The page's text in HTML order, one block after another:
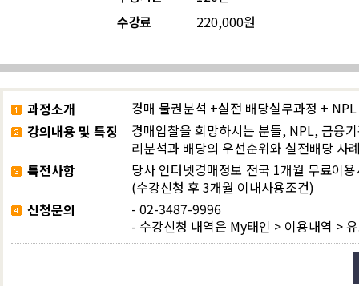
수강료
220,000원
과정소개
경매 물권분석 +실전 배당실무과정 +
강의내용 및 특징
경매입찰을 희망하시는 분들, NPL, 금융
리분석과 배당의 우선순위와 실전배당 사
특전사항
당사 인터넷경매정보 전국 1개월 무료이
(수강신청 후 3개월 이내사용조건)
신청문의
- 02-3487-9996
- 수강신청 내역은 My태인 > 이용내역 >